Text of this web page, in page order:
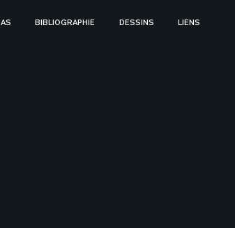
BIBLIOGRAPHIE DESSINS LIENS